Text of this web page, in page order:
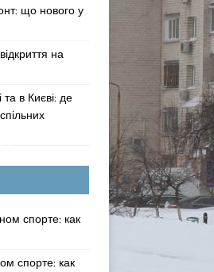
що нового у
на
в Києві: де
спорте: как
спорте: как